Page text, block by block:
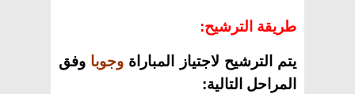
طريقة الترشيح:
يتم الترشيح لاجتياز المباراة وجوبا وفق
المراحل التالية: